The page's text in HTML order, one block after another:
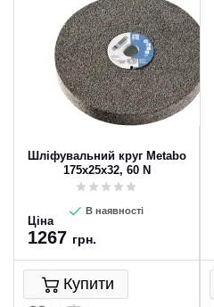
Шліфувальний круг Metabo
175х25х32, 60 N
В наявності
Ціна
1267 грн.
Купити